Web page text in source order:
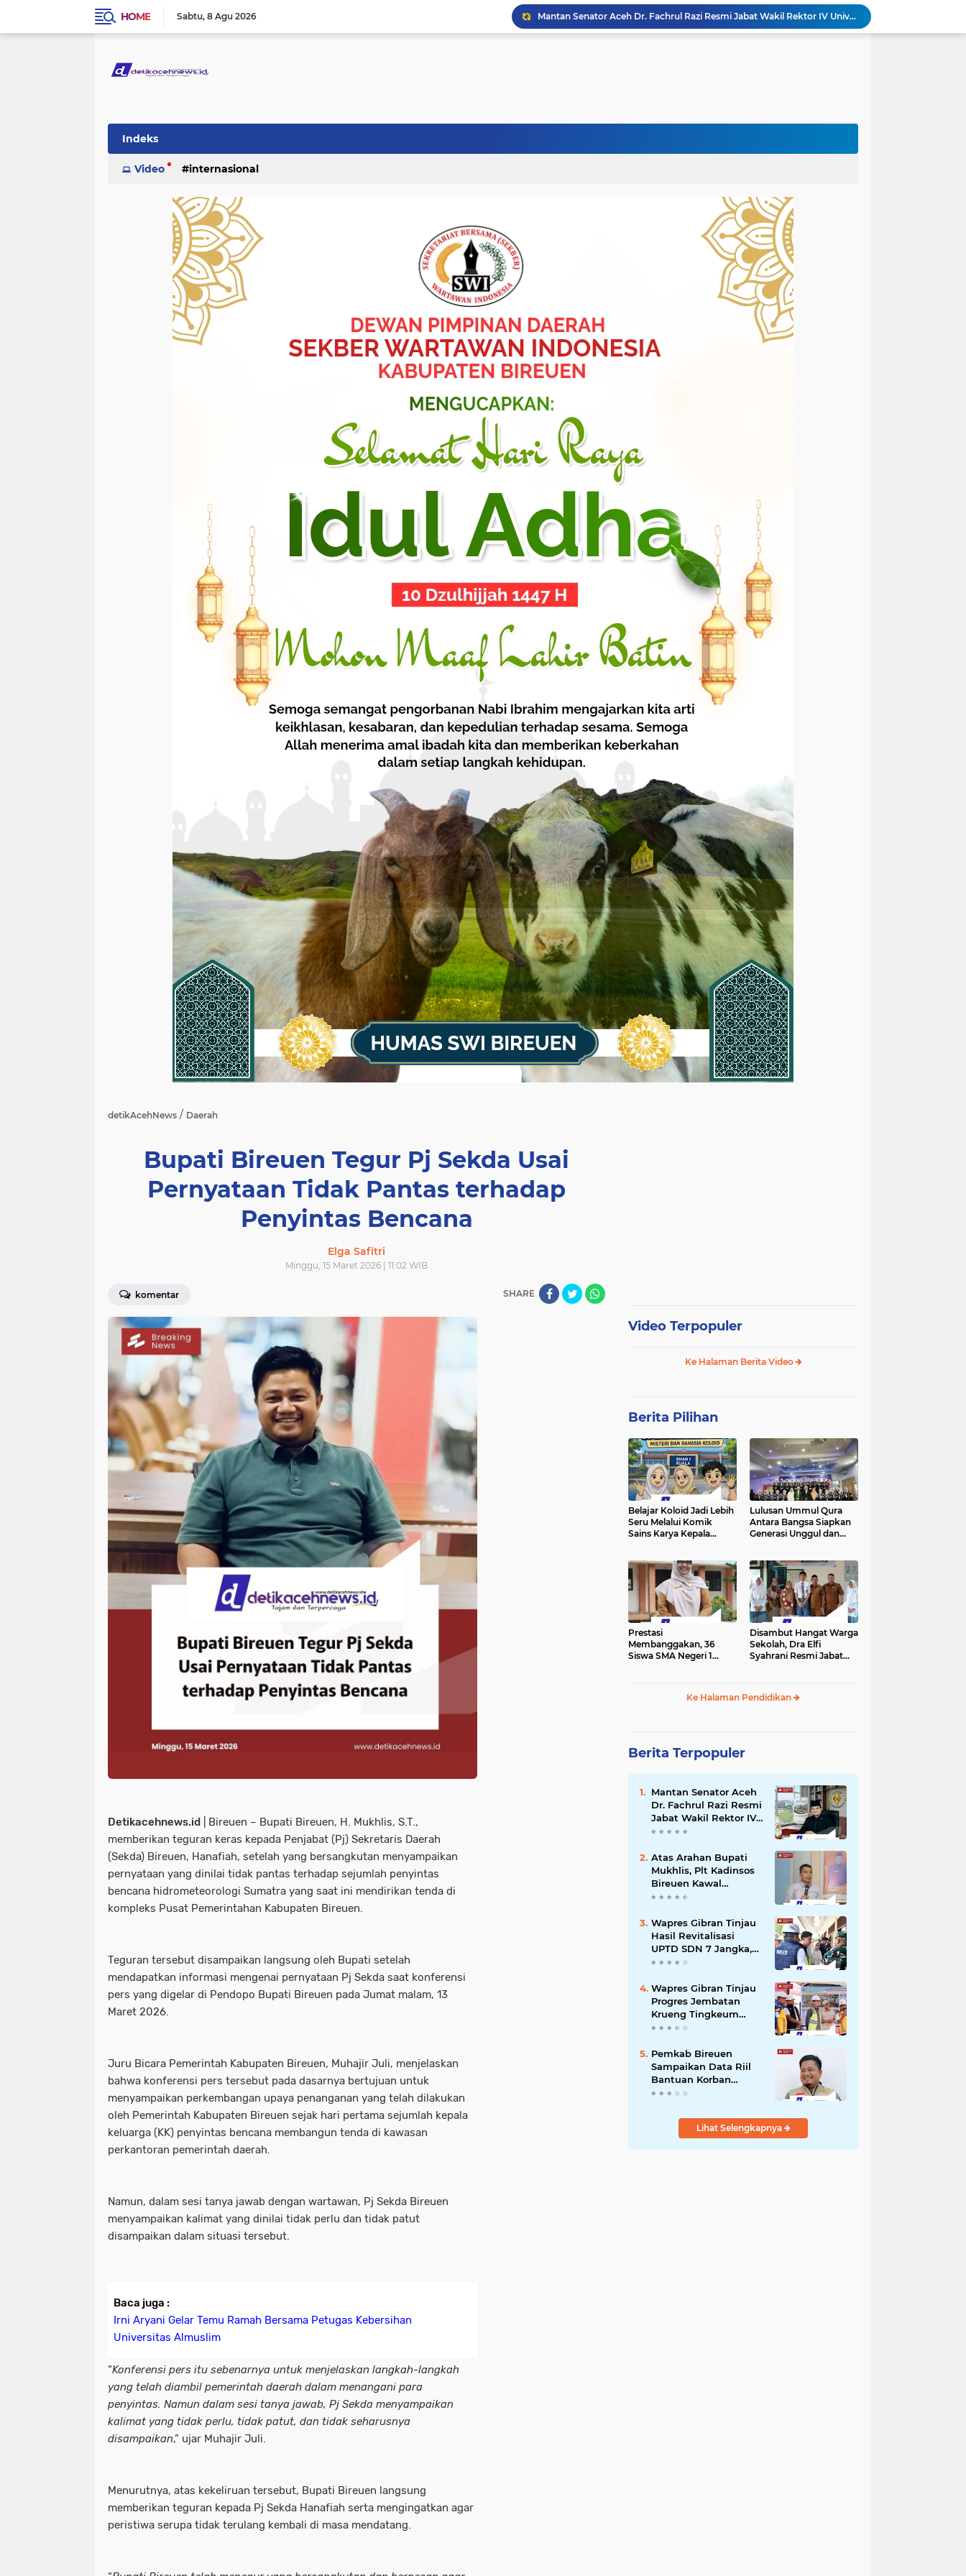
HOME Sabtu 8 Agu 2026
Mantan Senator Aceh Dr. Fachrul Razi Resmi Jabat Wakil Rektor IV Universitas Kartamulia Purwakarta
Rektor Universitas Almuslim Jadi Narasumber Road to Aceh Waqf Summit, Paparkan Praktik Baik Kampus Wakaf
Wapres Gibran Tinjau Progres Jembatan Krueng Tingkeum Kuta Blang
Indeks
Video internasional
detikAcehNews / Daerah
Bupati Bireuen Tegur Pj Sekda Usai
Pernyataan Tidak Pantas terhadap
Penyintas Bencana
Elga Safitri
Minggu, 15 Maret 2026 | 11:02 WIB
komentar SHARE
Detikacehnews.id | Bireuen – Bupati Bireuen, H. Mukhlis, S.T.,
memberikan teguran keras kepada Penjabat (Pj) Sekretaris Daerah
(Sekda) Bireuen, Hanafiah, setelah yang bersangkutan menyampaikan
pernyataan yang dinilai tidak pantas terhadap sejumlah penyintas
bencana hidrometeorologi Sumatra yang saat ini mendirikan tenda di
kompleks Pusat Pemerintahan Kabupaten Bireuen.
Teguran tersebut disampaikan langsung oleh Bupati setelah
mendapatkan informasi mengenai pernyataan Pj Sekda saat konferensi
pers yang digelar di Pendopo Bupati Bireuen pada Jumat malam, 13
Maret 2026.
Juru Bicara Pemerintah Kabupaten Bireuen, Muhajir Juli, menjelaskan
bahwa konferensi pers tersebut pada dasarnya bertujuan untuk
menyampaikan perkembangan upaya penanganan yang telah dilakukan
oleh Pemerintah Kabupaten Bireuen sejak hari pertama sejumlah kepala
keluarga (KK) penyintas bencana membangun tenda di kawasan
perkantoran pemerintah daerah.
Namun, dalam sesi tanya jawab dengan wartawan, Pj Sekda Bireuen
menyampaikan kalimat yang dinilai tidak perlu dan tidak patut
disampaikan dalam situasi tersebut.
Baca juga :
Irni Aryani Gelar Temu Ramah Bersama Petugas Kebersihan
Universitas Almuslim
“Konferensi pers itu sebenarnya untuk menjelaskan langkah-langkah
yang telah diambil pemerintah daerah dalam menangani para
penyintas. Namun dalam sesi tanya jawab, Pj Sekda menyampaikan
kalimat yang tidak perlu, tidak patut, dan tidak seharusnya
disampaikan,” ujar Muhajir Juli.
Menurutnya, atas kekeliruan tersebut, Bupati Bireuen langsung
memberikan teguran kepada Pj Sekda Hanafiah serta mengingatkan agar
peristiwa serupa tidak terulang kembali di masa mendatang.
Video Terpopuler
Ke Halaman Berita Video
Berita Pilihan
Belajar Koloid Jadi Lebih
Seru Melalui Komik
Sains Karya Kepala
Lulusan Ummul Qura
Antara Bangsa Siapkan
Generasi Unggul dan
Prestasi
Membanggakan, 36
Siswa SMA Negeri 1
Disambut Hangat Warga
Sekolah, Dra Elfi
Syahrani Resmi Jabat
Ke Halaman Pendidikan
Berita Terpopuler
Mantan Senator Aceh
Dr. Fachrul Razi Resmi
Jabat Wakil Rektor IV
Universitas Kartamulia
Atas Arahan Bupati
Mukhlis, Plt Kadinsos
Bireuen Kawal
Percepatan
Intens Berkoordinasi
dengan Kemensos
Wapres Gibran Tinjau
Hasil Revitalisasi
UPTD SDN 7 Jangka,
Pastikan Pemulihan
Pascabencana
Berjalan Optimal
Wapres Gibran Tinjau
Progres Jembatan
Krueng Tingkeum
Kuta Blang
Pemkab Bireuen
Sampaikan Data Riil
Bantuan Korban
Banjir, Tanggapi
Wapres
Lihat Selengkapnya